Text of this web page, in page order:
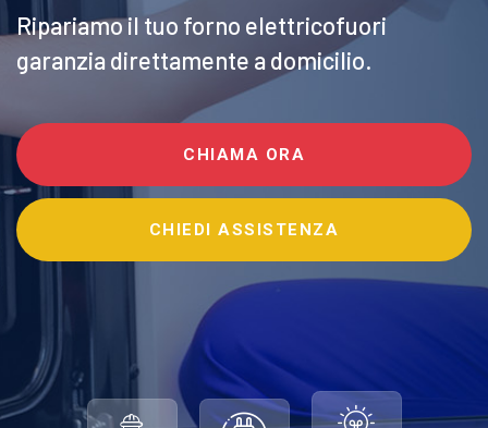
Ripariamo il tuo forno elettricofuori
garanzia direttamente a domicilio.
CHIAMA ORA
CHIEDI ASSISTENZA